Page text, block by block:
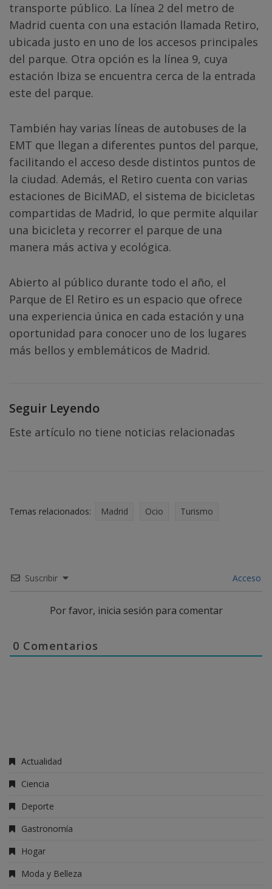
transporte público. La línea 2 del metro de
Madrid cuenta con una estación llamada Retiro,
ubicada justo en uno de los accesos principales
del parque. Otra opción es la línea 9, cuya
estación Ibiza se encuentra cerca de la entrada
este del parque.
También hay varias líneas de autobuses de la
EMT que llegan a diferentes puntos del parque,
facilitando el acceso desde distintos puntos de
la ciudad. Además, el Retiro cuenta con varias
estaciones de BiciMAD, el sistema de bicicletas
compartidas de Madrid, lo que permite alquilar
una bicicleta y recorrer el parque de una
manera más activa y ecológica.
Abierto al público durante todo el año, el
Parque de El Retiro es un espacio que ofrece
una experiencia única en cada estación y una
oportunidad para conocer uno de los lugares
más bellos y emblemáticos de Madrid.
Seguir Leyendo
Este artículo no tiene noticias relacionadas
Temas relacionados: Madrid Ocio Turismo
Suscribir Acceso
Por favor, inicia sesión para comentar
0 Comentarios
Actualidad
Ciencia
Deporte
Gastronomía
Hogar
Moda y Belleza